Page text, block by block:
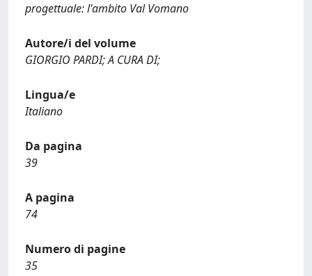
progettuale: l'ambito Val Vomano
Autore/i del volume
GIORGIO PARDI; A CURA DI;
Lingua/e
Italiano
Da pagina
39
A pagina
74
Numero di pagine
35